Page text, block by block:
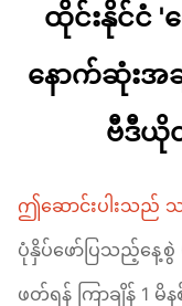
ထိုင်းနိုင်ငံ '
နောက်ဆုံးအ
ဗီဒီယို
ဤဆောင်းပါးသည်
ပုံနှိပ်ဖော်ပြသည့်နေ့စွဲ
ဖတ်ရန် ကြာချိန် 1 မိန